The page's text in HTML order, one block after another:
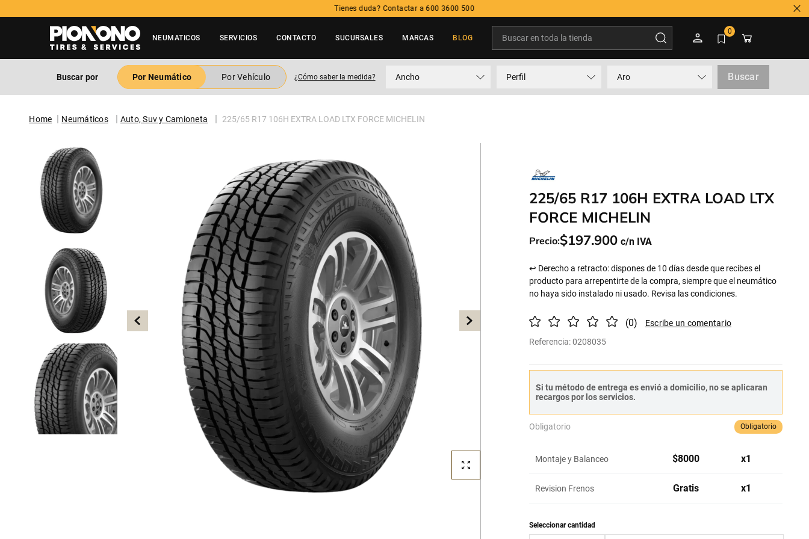
Tienes duda? Contactar a 600 3600 500
NEUMATICOS SERVICIOS CONTACTO SUCURSALES MARCAS BLOG
0
Buscar por Por Neumático Por Vehículo ¿Cómo saber la medida? Ancho Perfil Aro Buscar
Neumáticos Auto, Suv y Camioneta 225/65 R17 106H EXTRA LOAD LTX FORCE MICHELIN
225/65 R17 106H EXTRA LOAD LTX
FORCE MICHELIN
Precio:$197.900
↩ Derecho a retracto: dispones de 10 días desde que recibes el
producto para arrepentirte de la compra, siempre que el neumático
no haya sido instalado ni usado. Revisa las condiciones.
(0)
Referencia:0208035
Si tu método de entrega es envió a domicilio, no se aplicaran
recargos por los servicios.
Obligatorio Obligatorio
Montaje y Balanceo $8000 x1
Revision Frenos Gratis x1
TÉRMINOS MÁS BUSCADOS
. neumatico
3. 205
5. 235